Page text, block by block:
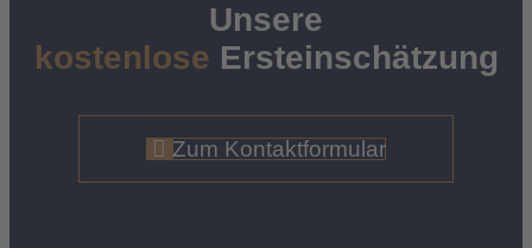
Unsere
kostenlose Ersteinschätzung
Zum Kontaktformular